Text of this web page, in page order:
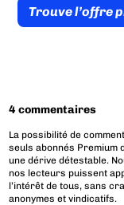
Trouve l’offre
4 commentaires
La possibilité de
seuls abonnés Premium
une dérive détestable.
nos lecteurs puissent
l’intérêt de tous, sans
anonymes et vindicatifs.